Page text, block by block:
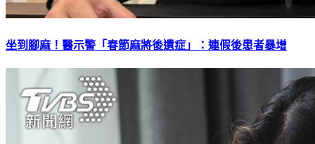
坐到腳麻！醫示警「春節麻將後遺症」：連假後患者暴增